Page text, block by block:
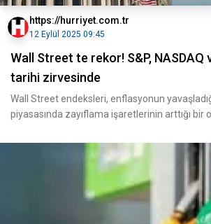
https://hurriyet.com.tr
12 Eylül 2025 09:45
Wall Street te rekor! S&P, NASDAQ
tarihi zirvesinde
Wall Street endeksleri, enflasyonun
piyasasında zayıflama işaretlerinin arttığı bir